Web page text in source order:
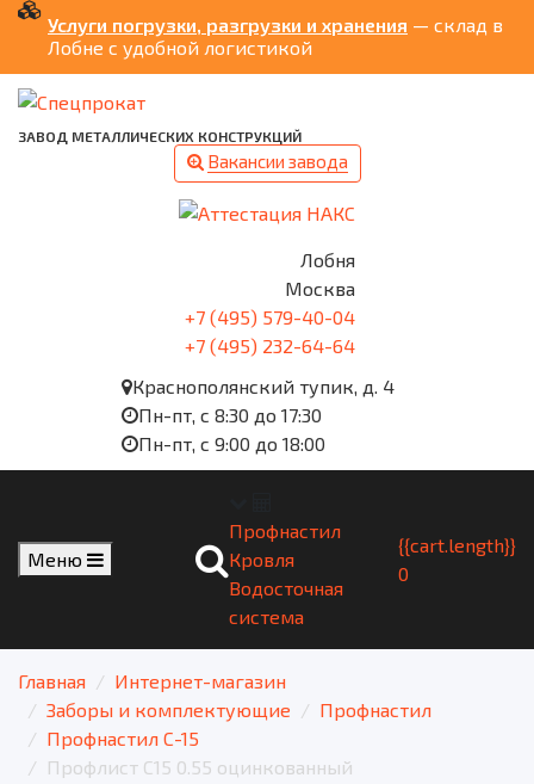
Услуги погрузки, разгрузки и хранения — склад в
Лобне с удобной логистикой
ЗАВОД МЕТАЛЛИЧЕСКИХ КОНСТРУКЦИЙ
Вакансии завода
Краснополянский тупик, д. 4
Пн-пт, с 8:30 до 17:30
Пн-пт, с 9:00 до 18:00
Лобня
Москва
+7 (495) 579-40-04
+7 (495) 232-64-64
Меню
Профнастил
Кровля
Водосточная
система
{{cart.length}}
0
Главная
Интернет-магазин
Заборы и комплектующие
Профнастил
Профнастил C-15
Профлист С15 0.55 оцинкованный